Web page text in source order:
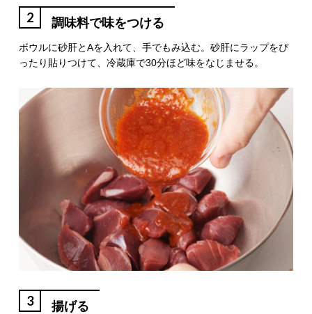
2 調味料で味をつける
ボウルに砂肝とAを入れて、手でもみ込む。砂肝にラップをぴ
ったり貼りつけて、冷蔵庫で30分ほど味をなじませる。
3 揚げる